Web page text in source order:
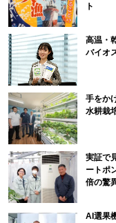
ト
高温・
バイオ
手をか
水耕栽
実証で
ートポ
倍の驚
AI選果